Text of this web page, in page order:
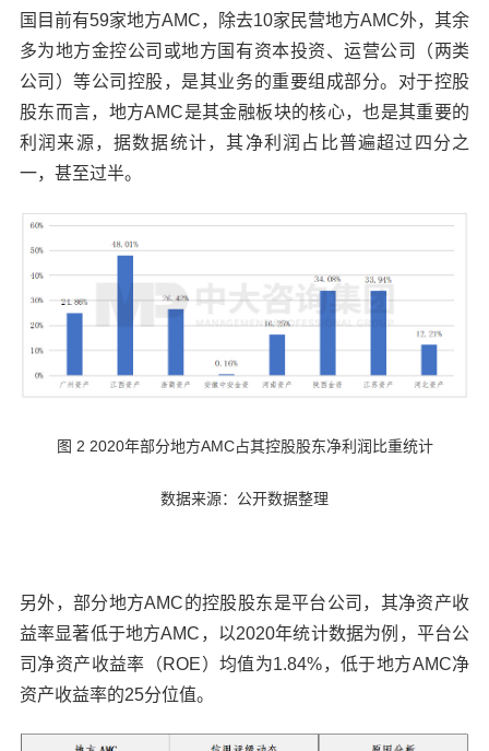
国目前有59家地方AMC，除去10家民营地方AMC外，其余
多为地方金控公司或地方国有资本投资、运营公司（两类
公司）等公司控股，是其业务的重要组成部分。对于控股
股东而言，地方AMC是其金融板块的核心，也是其重要的
利润来源，据数据统计，其净利润占比普遍超过四分之
一，甚至过半。
图 2 2020年部分地方AMC占其控股股东净利润比重统计
数据来源：公开数据整理
另外，部分地方AMC的控股股东是平台公司，其净资产收
益率显著低于地方AMC，以2020年统计数据为例，平台公
司净资产收益率（ROE）均值为1.84%，低于地方AMC净
资产收益率的25分位值。